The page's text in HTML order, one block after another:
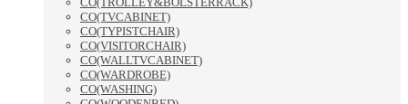
CO(TVCABINET)
CO(TYPISTCHAIR)
CO(VISITORCHAIR)
CO(WALLTVCABINET)
CO(WARDROBE)
CO(WASHING)